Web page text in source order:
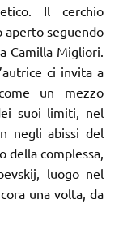
Il cerchio
aperto seguendo
Camilla Migliori.
ci invita a
un mezzo
suoi limiti, nel
negli abissi del
complessa,
luogo nel
una volta, da